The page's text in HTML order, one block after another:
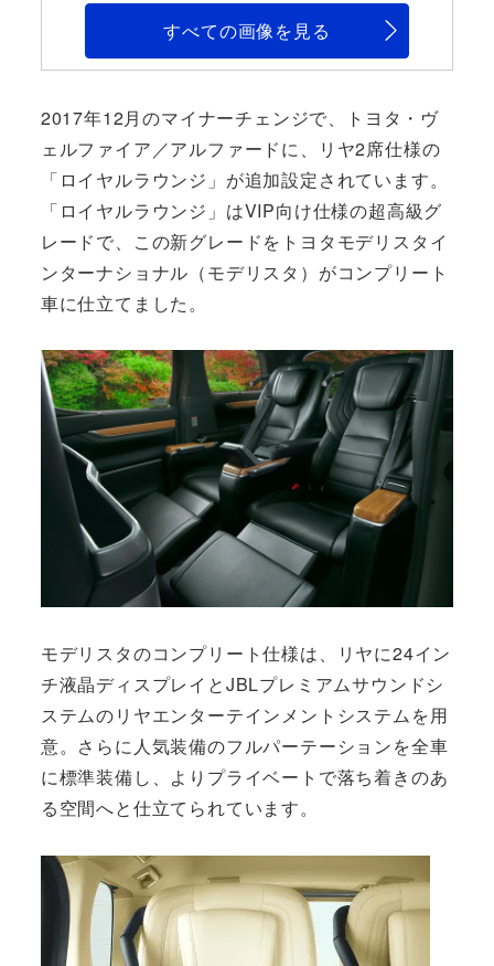
すべての画像を見る
2017年12月のマイナーチェンジで、トヨタ・ヴ
ェルファイア／アルファードに、リヤ2席仕様の
「ロイヤルラウンジ」が追加設定されています。
「ロイヤルラウンジ」はVIP向け仕様の超高級グ
レードで、この新グレードをトヨタモデリスタイ
ンターナショナル（モデリスタ）がコンプリート
車に仕立てました。
モデリスタのコンプリート仕様は、リヤに24イン
チ液晶ディスプレイとJBLプレミアムサウンドシ
ステムのリヤエンターテインメントシステムを用
意。さらに人気装備のフルパーテーションを全車
に標準装備し、よりプライベートで落ち着きのあ
る空間へと仕立てられています。